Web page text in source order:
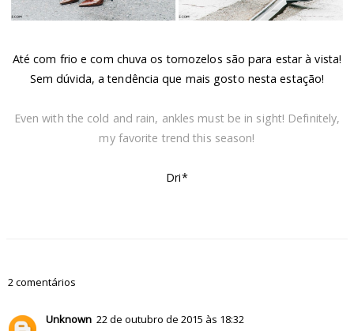
Até com frio e com chuva os tornozelos são para estar à vista!
Sem dúvida, a tendência que mais gosto nesta estação!
Even with the cold and rain, ankles must be in sight! Definitely,
my favorite trend this season!
Dri*
2 comentários
Unknown 22 de outubro de 2015 às 18:32